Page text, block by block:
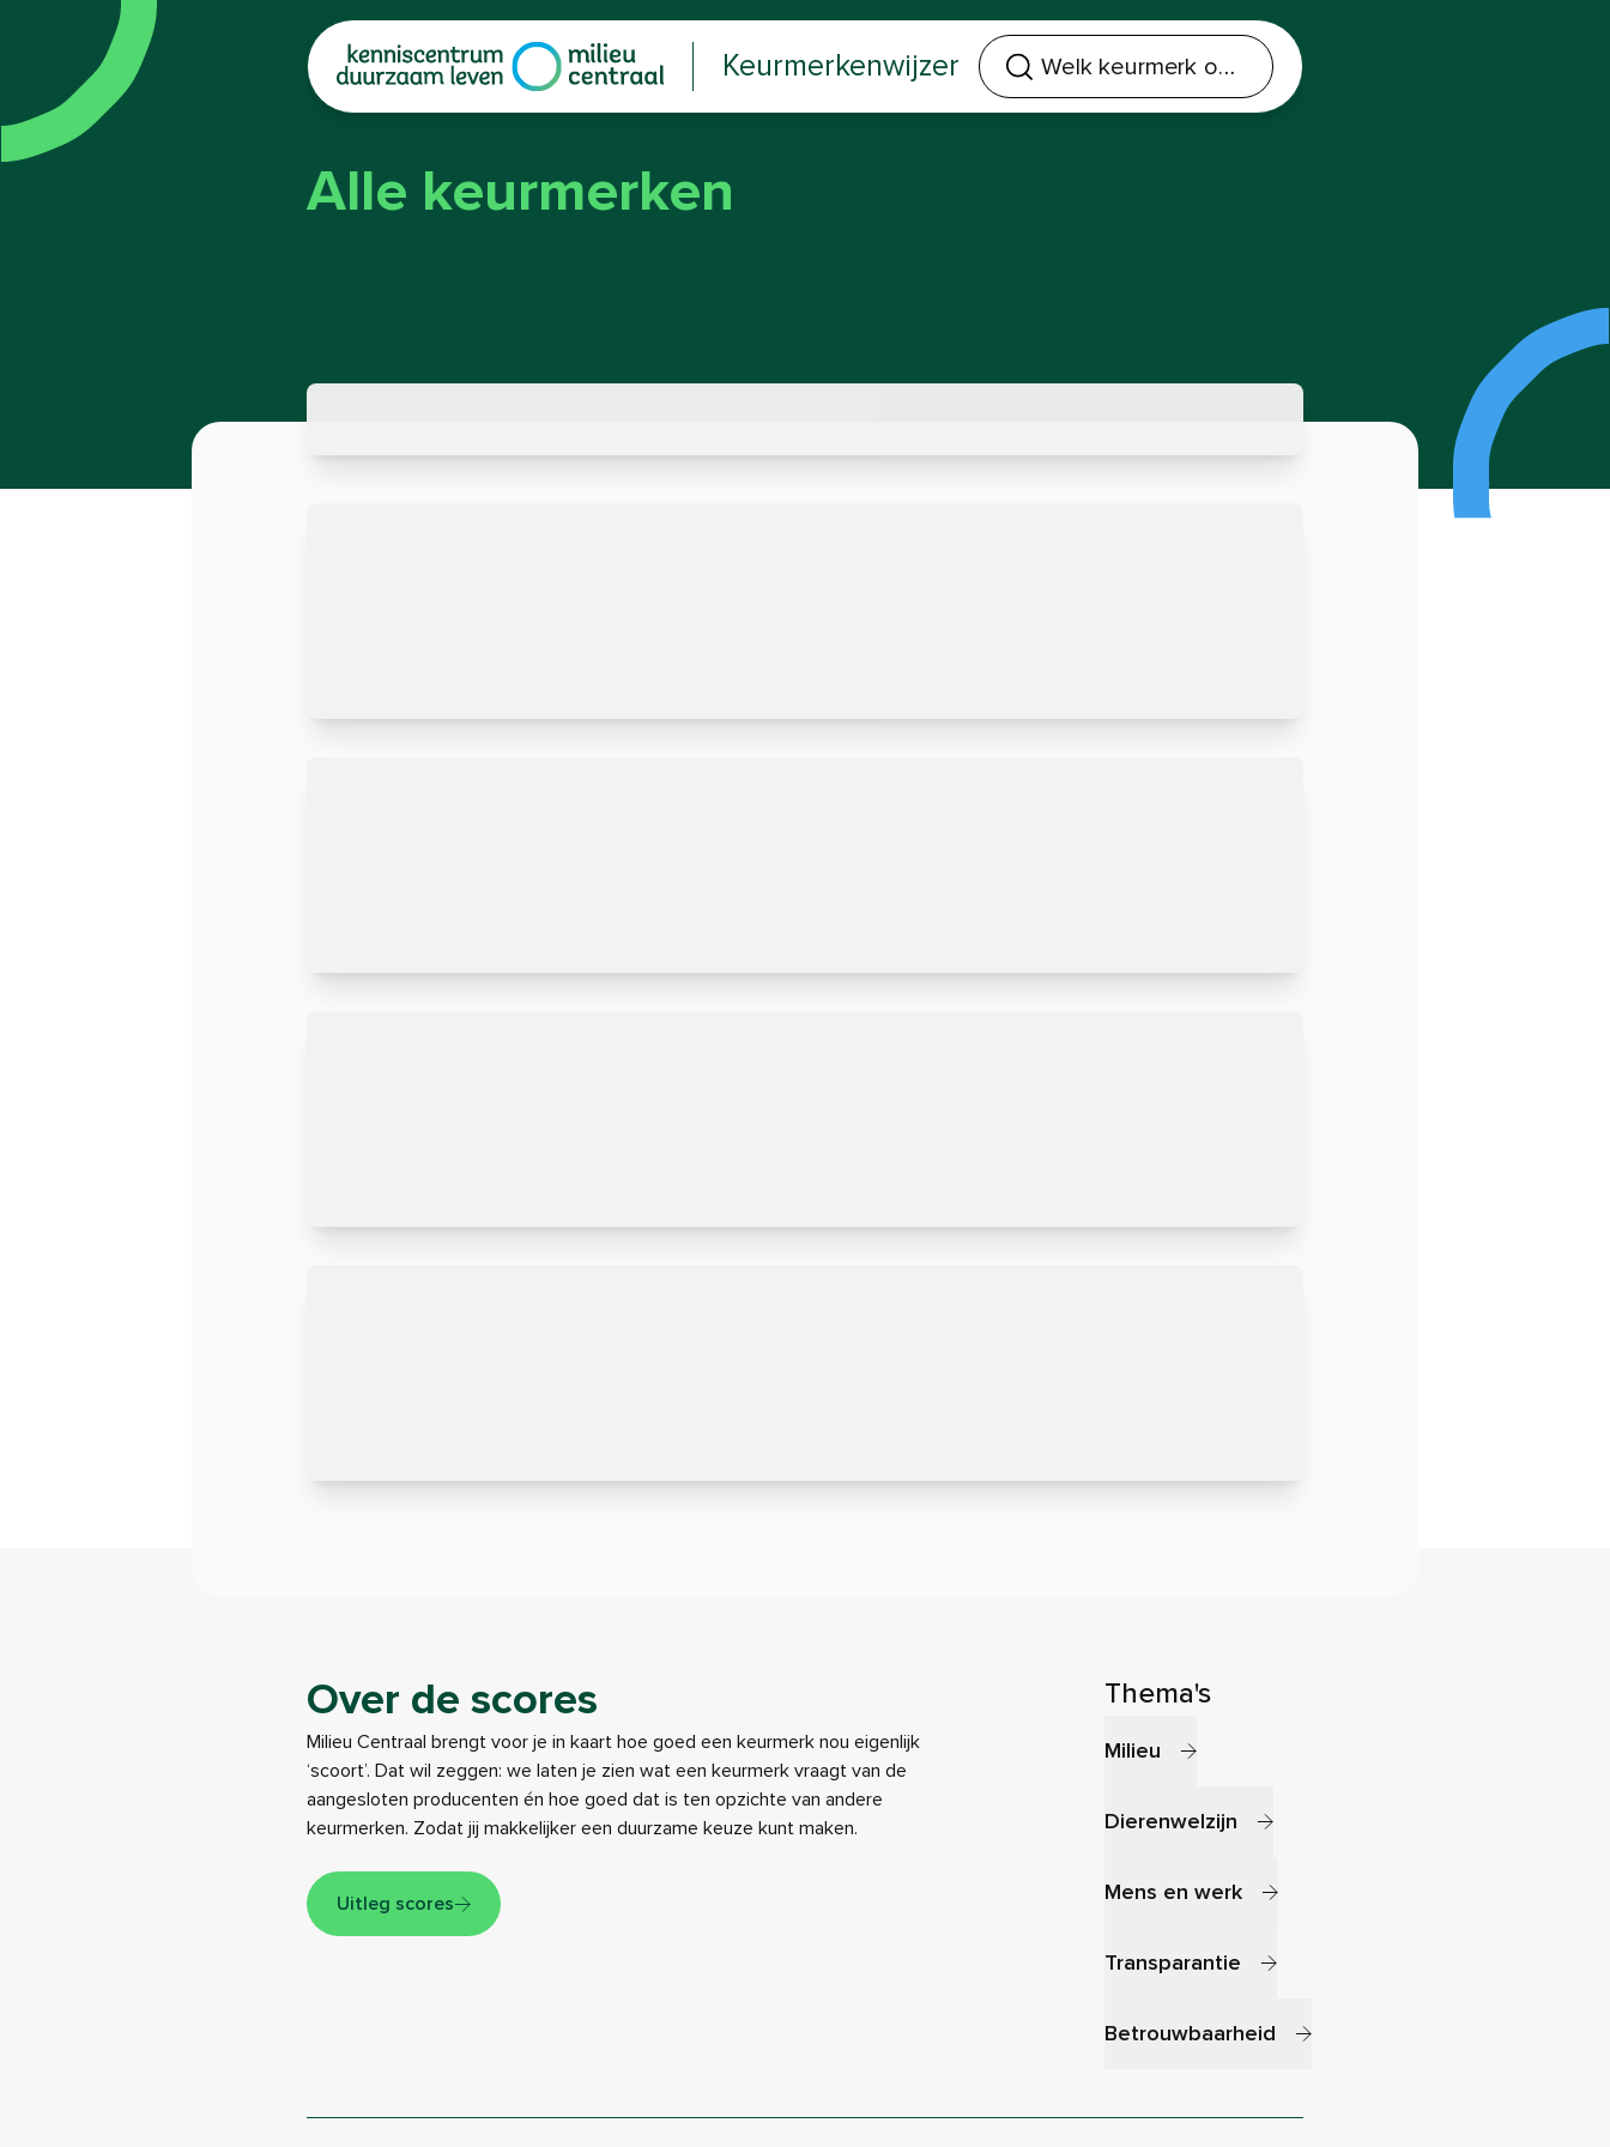
| Keurmerkenwijzer
Welk keurmerk of product zoek je?
Alle keurmerken
Over de scores
Milieu Centraal brengt voor je in kaart hoe goed een keurmerk nou eigenlijk
‘scoort’. Dat wil zeggen: we laten je zien wat een keurmerk vraagt van de
aangesloten producenten én hoe goed dat is ten opzichte van andere
keurmerken. Zodat jij makkelijker een duurzame keuze kunt maken.
Uitleg scores
Thema's
Milieu
Dierenwelzijn
Mens en werk
Transparantie
Betrouwbaarheid